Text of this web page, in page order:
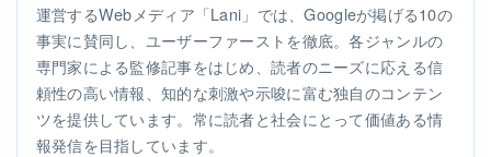
運営するWebメディア「Lani」では、Googleが掲げる10の
事実に賛同し、ユーザーファーストを徹底。各ジャンルの
専門家による監修記事をはじめ、読者のニーズに応える信
頼性の高い情報、知的な刺激や示唆に富む独自のコンテン
ツを提供しています。常に読者と社会にとって価値ある情
報発信を目指しています。